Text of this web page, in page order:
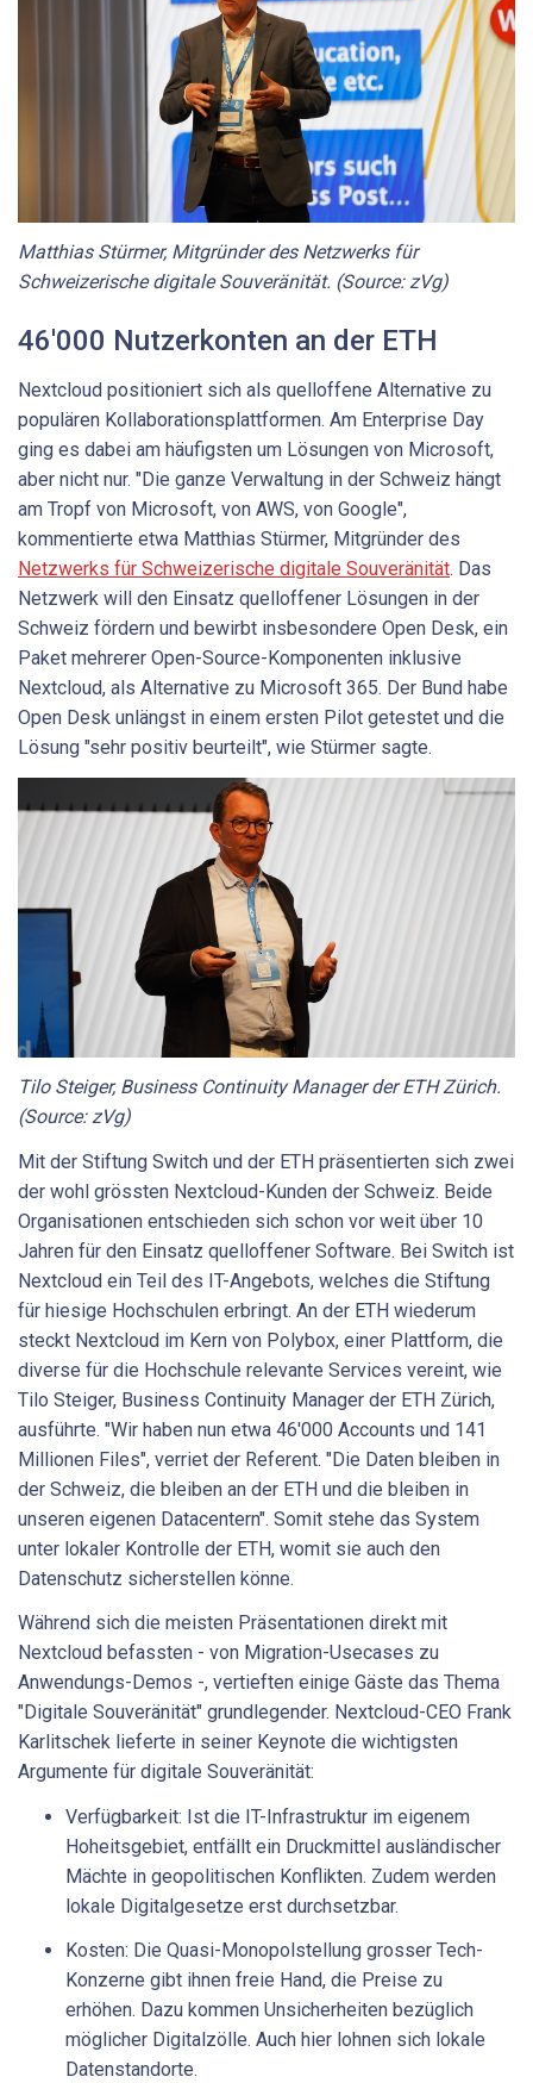
Matthias Stürmer, Mitgründer des Netzwerks für
Schweizerische digitale Souveränität. (Source: zVg)
46'000 Nutzerkonten an der ETH
Nextcloud positioniert sich als quelloffene Alternative zu
populären Kollaborationsplattformen. Am Enterprise Day
ging es dabei am häufigsten um Lösungen von Microsoft,
aber nicht nur. "Die ganze Verwaltung in der Schweiz hängt
am Tropf von Microsoft, von AWS, von Google",
kommentierte etwa Matthias Stürmer, Mitgründer des
Netzwerks für Schweizerische digitale Souveränität. Das
Netzwerk will den Einsatz quelloffener Lösungen in der
Schweiz fördern und bewirbt insbesondere Open Desk, ein
Paket mehrerer Open-Source-Komponenten inklusive
Nextcloud, als Alternative zu Microsoft 365. Der Bund habe
Open Desk unlängst in einem ersten Pilot getestet und die
Lösung "sehr positiv beurteilt", wie Stürmer sagte.
Tilo Steiger, Business Continuity Manager der ETH Zürich.
(Source: zVg)
Mit der Stiftung Switch und der ETH präsentierten sich zwei
der wohl grössten Nextcloud-Kunden der Schweiz. Beide
Organisationen entschieden sich schon vor weit über 10
Jahren für den Einsatz quelloffener Software. Bei Switch ist
Nextcloud ein Teil des IT-Angebots, welches die Stiftung
für hiesige Hochschulen erbringt. An der ETH wiederum
steckt Nextcloud im Kern von Polybox, einer Plattform, die
diverse für die Hochschule relevante Services vereint, wie
Tilo Steiger, Business Continuity Manager der ETH Zürich,
ausführte. "Wir haben nun etwa 46'000 Accounts und 141
Millionen Files", verriet der Referent. "Die Daten bleiben in
der Schweiz, die bleiben an der ETH und die bleiben in
unseren eigenen Datacentern". Somit stehe das System
unter lokaler Kontrolle der ETH, womit sie auch den
Datenschutz sicherstellen könne.
Während sich die meisten Präsentationen direkt mit
Nextcloud befassten - von Migration-Usecases zu
Anwendungs-Demos -, vertieften einige Gäste das Thema
"Digitale Souveränität" grundlegender. Nextcloud-CEO Frank
Karlitschek lieferte in seiner Keynote die wichtigsten
Argumente für digitale Souveränität:
Verfügbarkeit: Ist die IT-Infrastruktur im eigenem
Hoheitsgebiet, entfällt ein Druckmittel ausländischer
Mächte in geopolitischen Konflikten. Zudem werden
lokale Digitalgesetze erst durchsetzbar.
Kosten: Die Quasi-Monopolstellung grosser Tech-
Konzerne gibt ihnen freie Hand, die Preise zu
erhöhen. Dazu kommen Unsicherheiten bezüglich
möglicher Digitalzölle. Auch hier lohnen sich lokale
Datenstandorte.